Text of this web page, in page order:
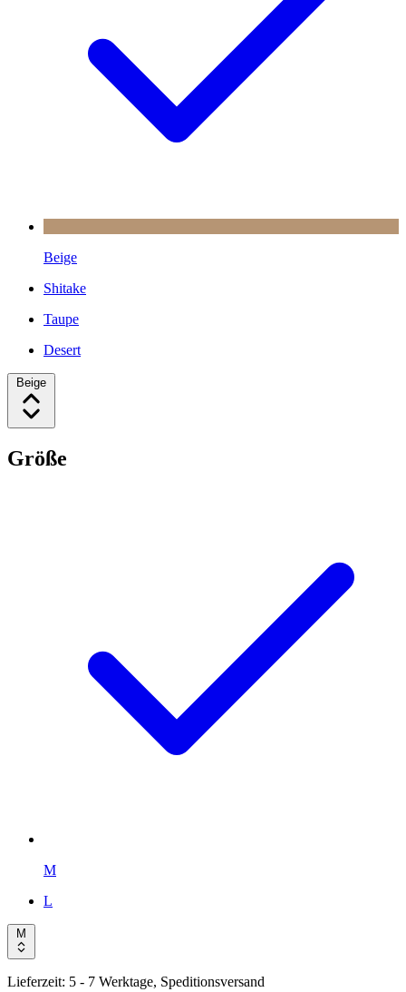
Beige
Shitake
Taupe
Desert
Beige
Größe
M
L
M
Lieferzeit: 5 - 7 Werktage, Speditionsversand